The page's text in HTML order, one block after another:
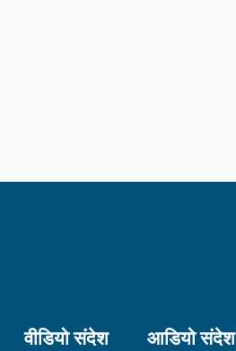
वीडियो संदेश आडियो संदेश